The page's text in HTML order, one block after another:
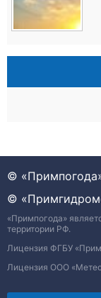
©
©
«Примпогода»
территории РФ.
Лицензия ФГБУ
Лицензия ООО